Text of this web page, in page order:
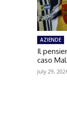
AZIENDE
Il
caso
July 29,